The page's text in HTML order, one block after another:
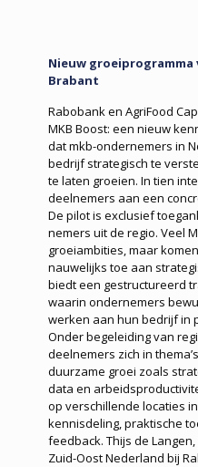
Nieuw
Brabant
Rabobank en AgriFood
MKB Boost: een nieuw
dat mkb-ondernemers in
bedrijf strategisch te
te laten groeien. In tien
deelnemers aan een
De pilot is exclusief
nemers uit de regio. Veel
groei­ambities, maar
nauwelijks toe aan
biedt een gestructureerd
waarin ondernemers
werken aan hun bedrijf in
Onder begeleiding van
deelnemers zich in
duurzame groei zoals
data en
op verschillende locaties
kennisdeling, praktische
feedback. Thijs de
Zuid-Oost Nederland bij